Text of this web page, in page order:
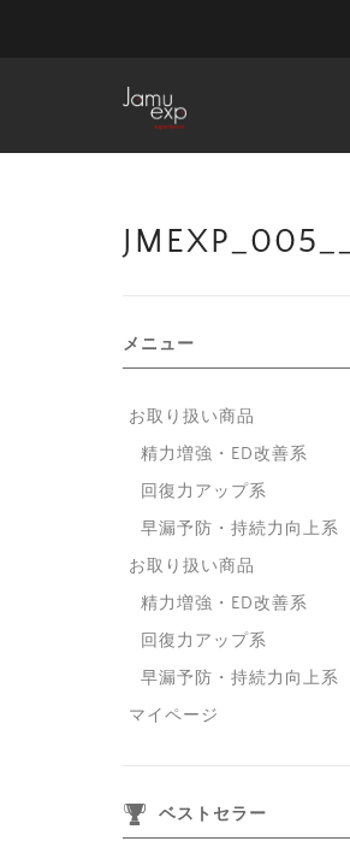
メニュー
お取り扱い商品
精力増強・ED改善系
回復力アップ系
早漏予防・持続力向上系
お取り扱い商品
精力増強・ED改善系
回復力アップ系
早漏予防・持続力向上系
マイページ
ベストセラー